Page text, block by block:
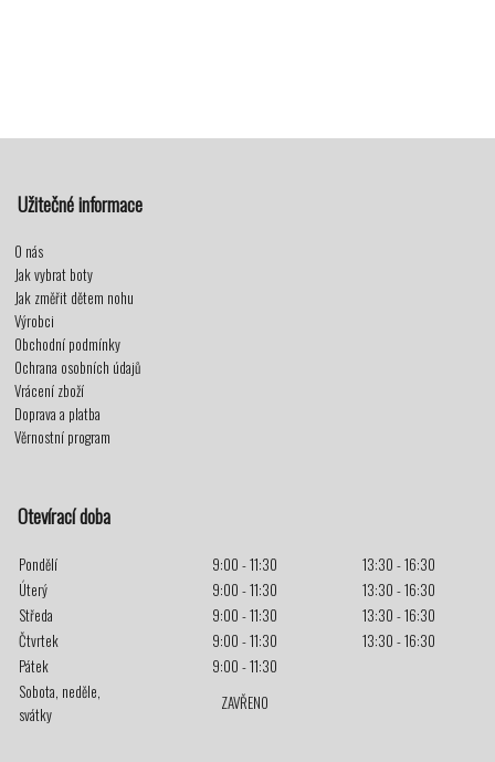
Užitečné informace
O nás
Jak vybrat boty
Jak změřit dětem nohu
Výrobci
Obchodní podmínky
Ochrana osobních údajů
Vrácení zboží
Doprava a platba
Věrnostní program
Otevírací doba
Pondělí 9:00 - 11:30
13:30 - 16:30
Úterý
9:00 - 11:30
13:30 - 16:30
Středa
9:00 - 11:30
13:30 - 16:30
Čtvrtek
9:00 - 11:30
13:30 - 16:30
Pátek
9:00 - 11:30
Sobota, neděle,
svátky
ZAVŘENO